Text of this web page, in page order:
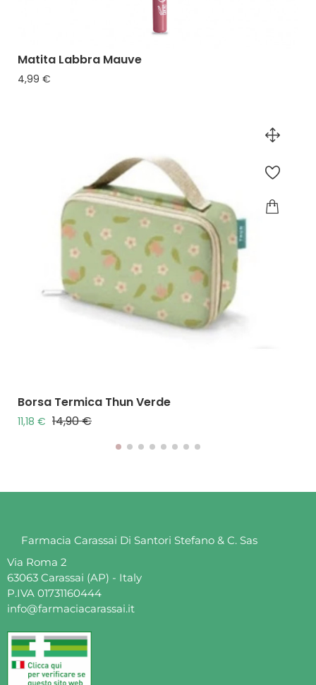
Matita Labbra Mauve
4,99 €
Borsa Termica Thun Verde
11,18 € Prezzo base
14,90 €Prezzo
Farmacia Carassai Di Santori Stefano & C. Sas
Via Roma 2
63063 Carassai (AP) - Italy
P.IVA 01731160444
info@farmaciacarassai.it